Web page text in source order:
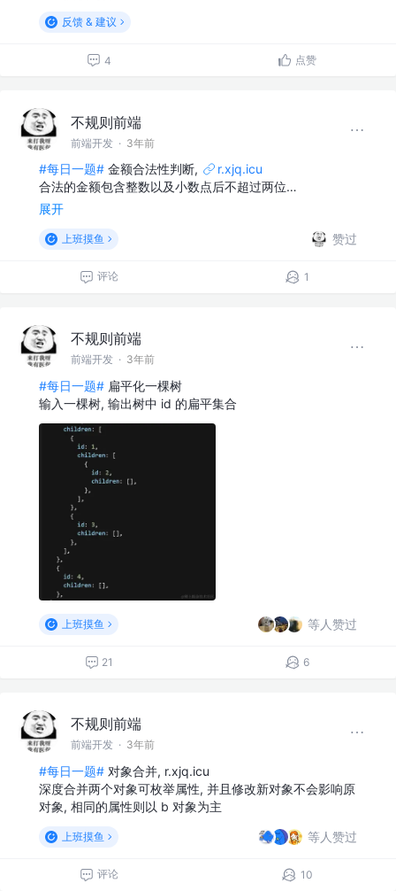
反馈 & 建议
4 点赞
不规则前端
前端开发 · 3年前
#每日一题# 金额合法性判断,
r.xjq.icu
合法的金额包含整数以及小数点后不超过两位…
展开
上班摸鱼 赞过
评论 1
不规则前端
前端开发 · 3年前
#每日一题# 扁平化一棵树
输入一棵树, 输出树中 id 的扁平集合
上班摸鱼 等人赞过
21 6
不规则前端
前端开发 · 3年前
#每日一题# 对象合并, r.xjq.icu
深度合并两个对象可枚举属性, 并且修改新对象不会影响原
对象, 相同的属性则以 b 对象为主
上班摸鱼 等人赞过
评论 10